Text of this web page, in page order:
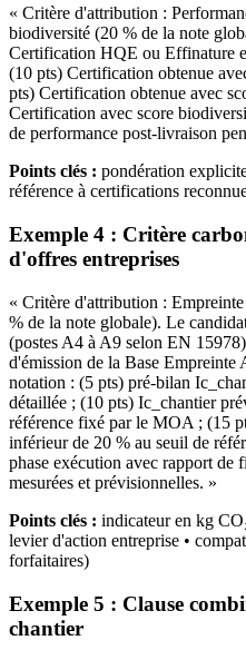
« Critère d'attribution :
biodiversité (20 % de la note
Certification HQE ou Effinature
(10 pts) Certification obtenue
pts) Certification obtenue avec
Certification avec score
de performance post-livraison
Points clés : pondération
référence à certifications
Exemple 4 : Critère
d'offres entreprises
« Critère d'attribution :
% de la note globale). Le
(postes A4 à A9 selon EN
d'émission de la Base
notation : (5 pts) pré-bilan
détaillée ; (10 pts) Ic_chantier
référence fixé par le MOA ; (15
inférieur de 20 % au seuil de
phase exécution avec rapport de
mesurées et prévisionnelles. »
Points clés : indicateur en kg
levier d'action entreprise •
forfaitaires)
Exemple 5 : Clause
chantier